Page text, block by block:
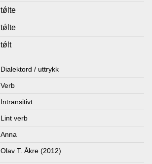
tǿlte
tǿlte
tǿlt
Dialektord / uttrykk
Verb
Intransitivt
Lint verb
Anna
Olav T. Åkre (2012)